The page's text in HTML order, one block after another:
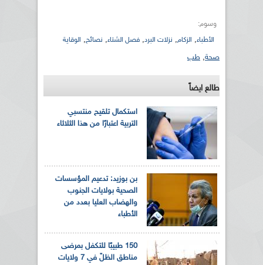
وسوم:
الأطباء, الزكام, نزلات البرد, فصل الشتاء, نصائح, الوقاية
صحة, طب
طالع ايضاً
استكمال تلقيح منتسبي
التربية اعتبارًا من هذا الثلاثاء
بن بوزيد: تدعيم المؤسسات
الصحية بولايات الجنوب
والهضاب العليا بعدد من
الأطباء
150 طبيبًا للتكفل بمرضى
مناطق الظلّ في 7 ولايات